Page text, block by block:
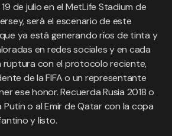
de julio en el MetLife Stadium de
será el escenario de este
ya está generando ríos de tinta y
en redes sociales y en cada
ruptura con el protocolo reciente,
de la FIFA o un representante
ese honor. Recuerda Rusia 2018 o
o al Emir de Qatar con la copa
y listo.